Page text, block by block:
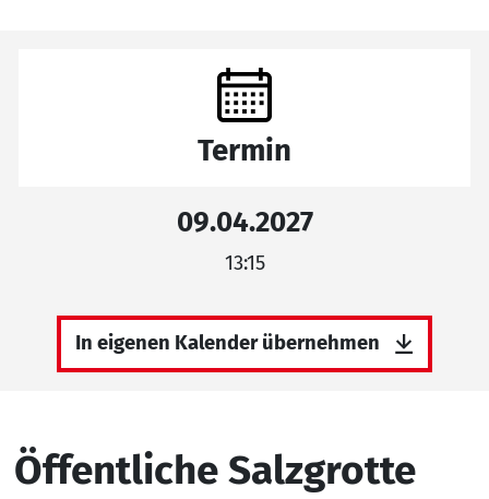
Öffentliche Salzgrotte
Termin
09.04.2027
13:15
In eigenen Kalender übernehmen